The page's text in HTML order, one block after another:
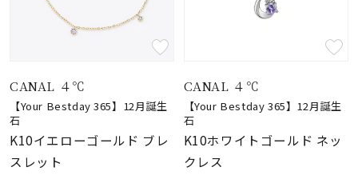
CANAL ４℃
【Your Bestday 365】12月誕生
石
K10イエローゴールド ブレ
スレット
CANAL ４℃
【Your Bestday 365】12月誕生
石
K10ホワイトゴールド ネッ
クレス